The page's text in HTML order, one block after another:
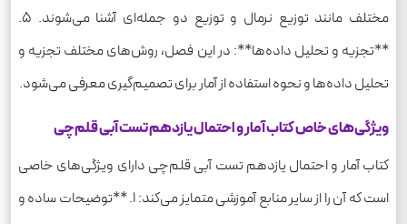
مختلف مانند توزیع نرمال و توزیع دو جمله‌ای آشنا می‌شوند. 5.
**تجزیه و تحلیل داده‌ها**: در این فصل، روش‌های مختلف تجزیه و
تحلیل داده‌ها و نحوه استفاده از آمار برای تصمیم‌گیری معرفی می‌شود.
ویژگی‌های خاص کتاب آمار و احتمال یازدهم تست آبی قلم‌چی
کتاب آمار و احتمال یازدهم تست آبی قلم‌چی دارای ویژگی‌های خاصی
است که آن را از سایر منابع آموزشی متمایز می‌کند: 1. **توضیحات ساده و